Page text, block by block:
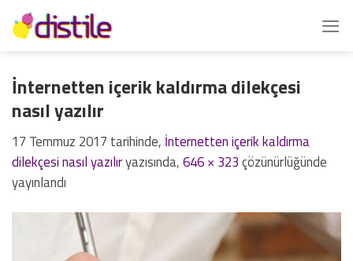
İçeriğe
atla
İnternetten içerik kaldırma dilekçesi
nasıl yazılır
17 Temmuz 2017 tarihinde, İnternetten içerik kaldırma
dilekçesi nasıl yazılıryazısında,646 × 323çözünürlüğünde
yayınlandı